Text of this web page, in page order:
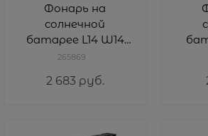
Фонарь на
солнечной
батарее L14 W14
H38 cм
265869
2 683 руб.